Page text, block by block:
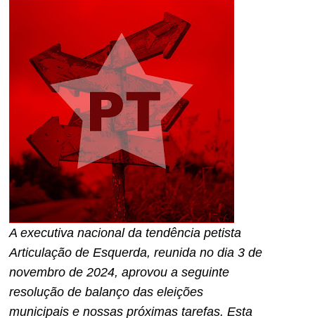
A executiva nacional da tendência petista
Articulação de Esquerda, reunida no dia 3 de
novembro de 2024, aprovou a seguinte
resolução de balanço das eleições
municipais e nossas próximas tarefas. Esta